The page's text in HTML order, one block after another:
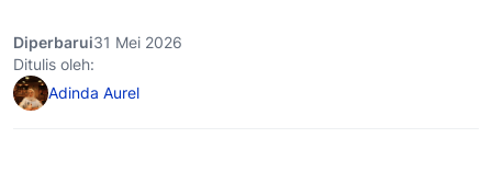
Ditulis oleh:
Adinda Aurel
Diperbarui31 Mei 2026